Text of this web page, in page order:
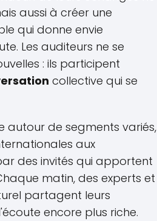
aussi à créer une
qui donne envie
Les auditeurs ne se
: ils participent
collective qui se
autour de segments variés,
aux
des invités qui apportent
matin, des experts et
partagent leurs
encore plus riche.